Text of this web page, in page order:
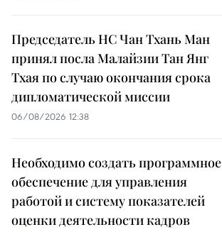
Председатель НС Чан Тхань Ман
принял посла Малайзии Тан Янг
Тхая по случаю окончания срока
дипломатической миссии
06/08/2026 12:38
Необходимо создать программное
обеспечение для управления
работой и систему показателей
оценки деятельности кадров